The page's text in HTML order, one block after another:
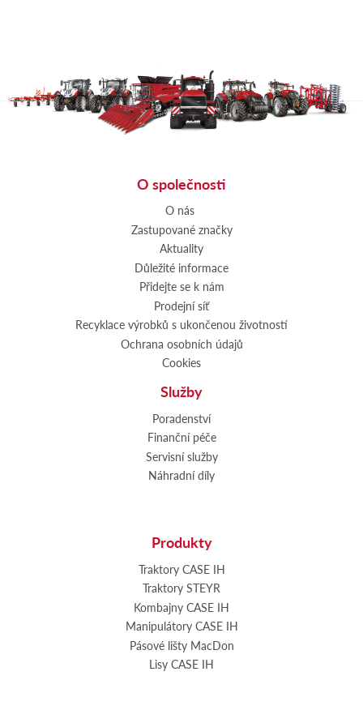
O společnosti
O nás
Zastupované značky
Aktuality
Důležité informace
Přidejte se k nám
Prodejní síť
Recyklace výrobků s ukončenou životností
Ochrana osobních údajů
Cookies
Služby
Poradenství
Finanční péče
Servisní služby
Náhradní díly
Produkty
Traktory CASE IH
Traktory STEYR
Kombajny CASE IH
Manipulátory CASE IH
Pásové lišty MacDon
Lisy CASE IH